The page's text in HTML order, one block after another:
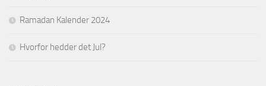
Ramadan Kalender 2024
Hvorfor hedder det Jul?